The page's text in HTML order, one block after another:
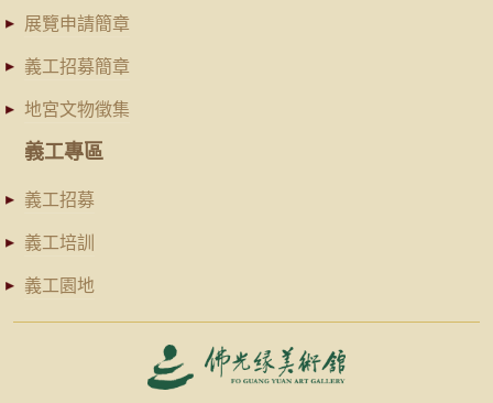
展覽申請簡章
義工招募簡章
地宮文物徵集
義工專區
義工招募
義工培訓
義工園地